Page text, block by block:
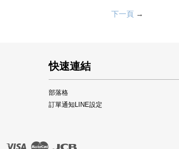
下一頁→
快速連結
部落格
訂單通知LINE設定
Visa Master